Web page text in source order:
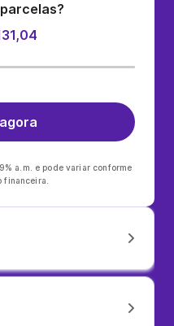
a.m. e pode variar conforme
financeira.